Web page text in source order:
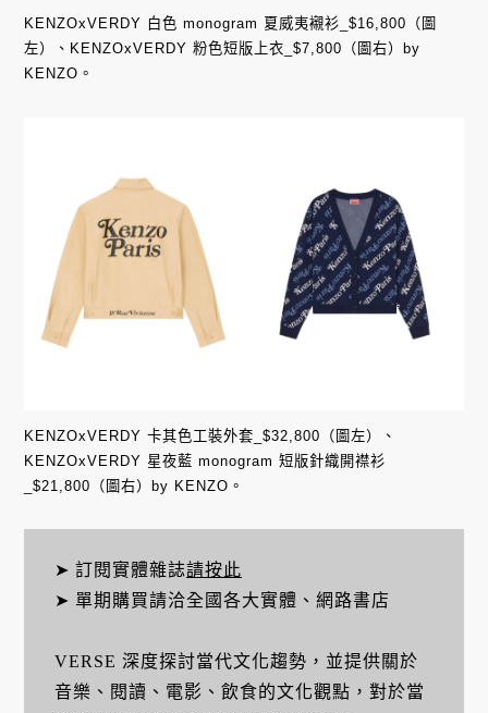
KENZOxVERDY 白色 monogram 夏威夷襯衫_$16,800（圖
左）、KENZOxVERDY 粉色短版上衣_$7,800（圖右）by
KENZO。
KENZOxVERDY 卡其色工裝外套_$32,800（圖左）、
KENZOxVERDY 星夜藍 monogram 短版針織開襟衫
_$21,800（圖右）by KENZO。
➤ 訂閱實體雜誌請按此
➤ 單期購買請洽全國各大實體、網路書店
VERSE 深度探討當代文化趨勢，並提供關於
音樂、閱讀、電影、飲食的文化觀點，對於當